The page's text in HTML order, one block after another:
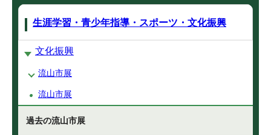
生涯学習・青少年指導・スポーツ・文化振興
文化振興
流山市展
流山市展
過去の流山市展